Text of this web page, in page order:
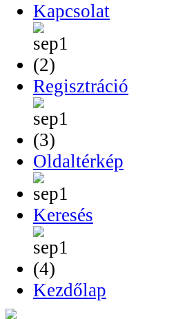
Kapcsolat
Regisztráció
Oldaltérkép
Keresés
Kezdőlap